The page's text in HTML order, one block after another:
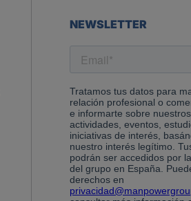
NEWSLETTER